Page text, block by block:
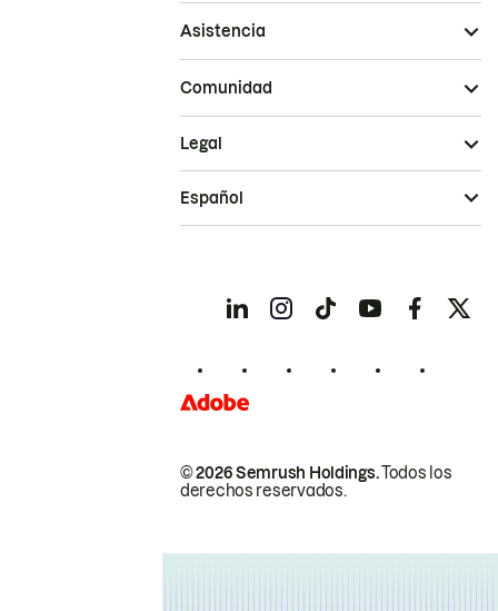
Asistencia
Comunidad
© 2026 Semrush Holdings.Todos los
derechos reservados.
Legal
Español